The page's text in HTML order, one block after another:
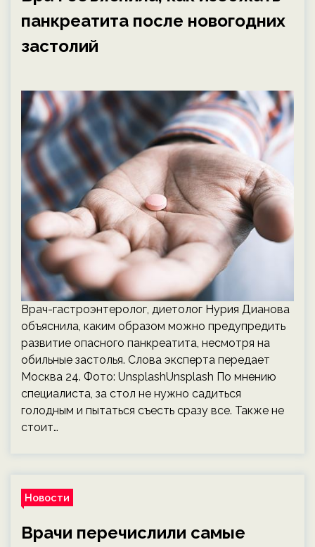
панкреатита после новогодних
застолий
Врач-гастроэнтеролог, диетолог Нурия Дианова
объяснила, каким образом можно предупредить
развитие опасного панкреатита, несмотря на
обильные застолья. Слова эксперта передает
Москва 24. Фото: UnsplashUnsplash По мнению
специалиста, за стол не нужно садиться
голодным и пытаться съесть сразу все. Также не
стоит…
Новости
Врачи перечислили самые